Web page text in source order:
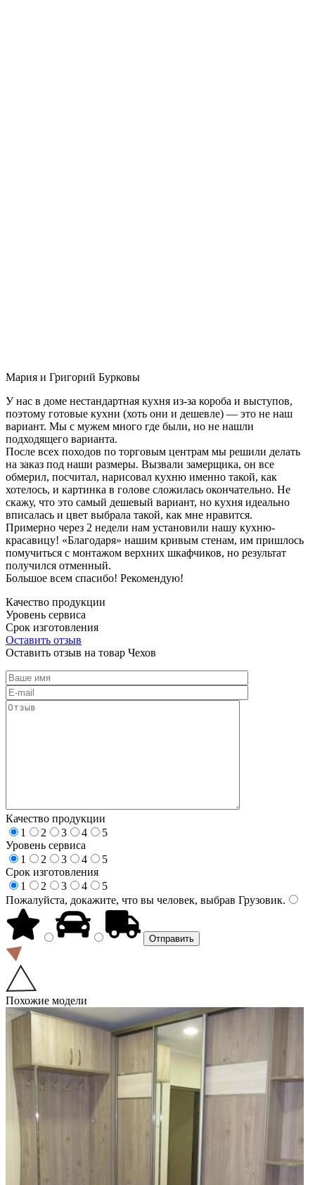
Мария и Григорий Бурковы
У нас в доме нестандартная кухня из-за короба и выступов,
поэтому готовые кухни (хоть они и дешевле) — это не наш
вариант. Мы с мужем много где были, но не нашли
подходящего варианта.
После всех походов по торговым центрам мы решили делать
на заказ под наши размеры. Вызвали замерщика, он все
обмерил, посчитал, нарисовал кухню именно такой, как
хотелось, и картинка в голове сложилась окончательно. Не
скажу, что это самый дешевый вариант, но кухня идеально
вписалась и цвет выбрала такой, как мне нравится.
Примерно через 2 недели нам установили нашу кухню-
красавицу! «Благодаря» нашим кривым стенам, им пришлось
помучиться с монтажом верхних шкафчиков, но результат
получился отменный.
Большое всем спасибо! Рекомендую!
Качество продукции
Уровень сервиса
Срок изготовления
Оставить отзыв
Оставить отзыв на товар Чехов
Качество продукции
1
2 3 4
5
Уровень сервиса
1
2 3 4
5
Срок изготовления
1
2 3 4
5
Пожалуйста, докажите, что вы человек, выбрав Грузовик.
Похожие модели